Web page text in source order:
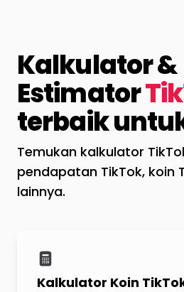
Kalkulator &
EstimatorTik
terbaik
Temukan kalkulator
pendapatan TikTok, koin
lainnya.
Kalkulator Koin